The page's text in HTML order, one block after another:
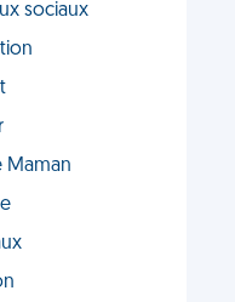
sociaux
Maman